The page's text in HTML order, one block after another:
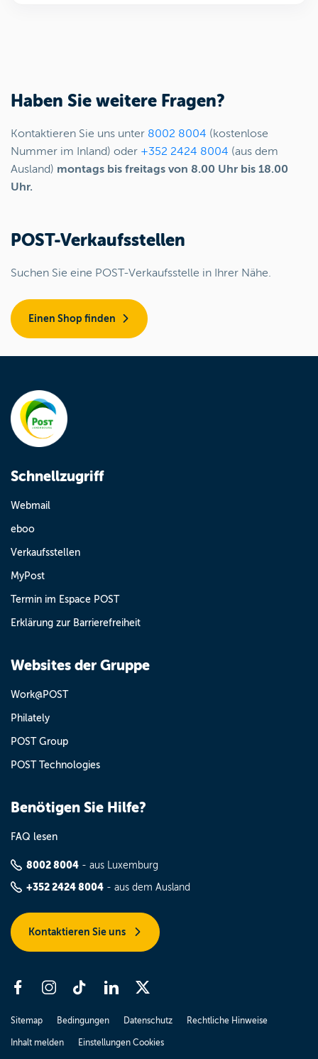
Haben Sie weitere Fragen?
Kontaktieren Sie uns unter 8002 8004 (kostenlose
Nummer im Inland) oder +352 2424 8004 (aus dem
Ausland) montags bis freitags von 8.00 Uhr bis 18.00
Uhr.
POST-Verkaufsstellen
Suchen Sie eine POST-Verkaufsstelle in Ihrer Nähe.
Einen Shop finden
Schnellzugriff
Webmail
eboo
Verkaufsstellen
MyPost
Termin im Espace POST
Erklärung zur Barrierefreiheit
Websites der Gruppe
Work@POST
Philately
POST Group
POST Technologies
Benötigen Sie Hilfe?
FAQ lesen
8002 8004 - aus Luxemburg
+352 2424 8004 - aus dem Ausland
Kontaktieren Sie uns
Sitemap Bedingungen Datenschutz Rechtliche Hinweise
Inhalt melden Einstellungen Cookies